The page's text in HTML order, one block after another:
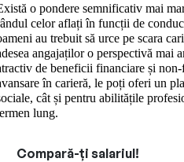
o pondere semnificativ mai
celor aflați în funcții de
au trebuit să urce pe scara
angajaților o perspectivă mai
de beneficii financiare și
în carieră, le poți oferi un
cât și pentru abilitățile
lung.
Compară-ți salariul!